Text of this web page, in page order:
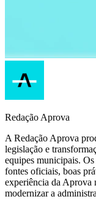
Redação Aprova
A Redação Aprova
legislação e
equipes municipais.
fontes oficiais, boas
experiência da Aprova
modernizar a